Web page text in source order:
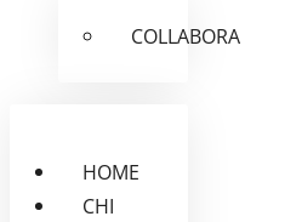
COLLABORA
HOME
CHI